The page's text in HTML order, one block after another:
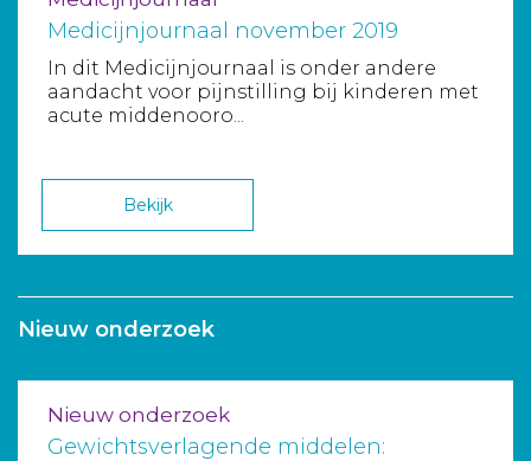
Medicijnjournaal november 2019
In dit Medicijnjournaal is onder andere
aandacht voor pijnstilling bij kinderen met
acute middenooro...
Bekijk
Nieuw onderzoek
Nieuw onderzoek
Gewichtsverlagende middelen: